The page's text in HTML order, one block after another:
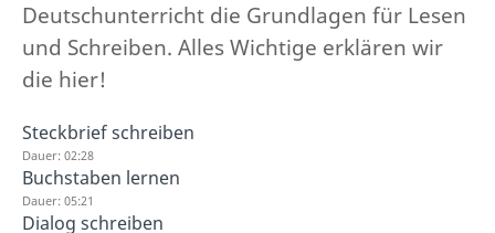
Deutschunterricht die Grundlagen für Lesen
und Schreiben. Alles Wichtige erklären wir
die hier!
Steckbrief schreiben
Dauer: 02:28
Buchstaben lernen
Dauer: 05:21
Dialog schreiben